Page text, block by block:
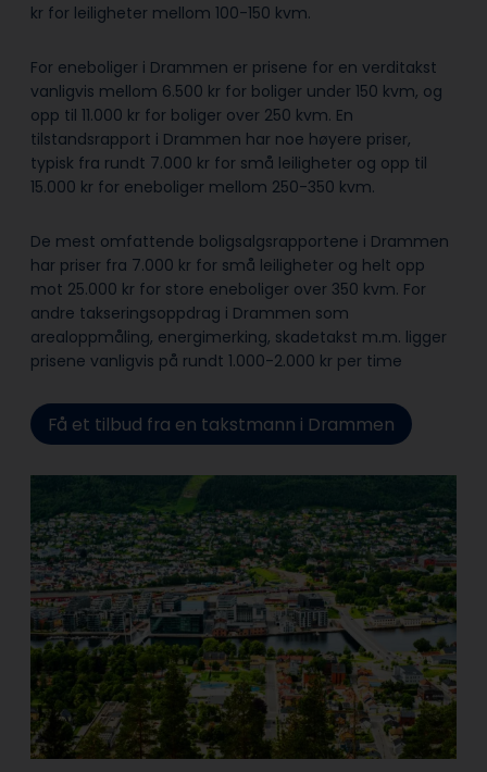
kr for leiligheter mellom 100-150 kvm.
For eneboliger i Drammen er prisene for en verditakst
vanligvis mellom 6.500 kr for boliger under 150 kvm, og
opp til 11.000 kr for boliger over 250 kvm. En
tilstandsrapport i Drammen har noe høyere priser,
typisk fra rundt 7.000 kr for små leiligheter og opp til
15.000 kr for eneboliger mellom 250-350 kvm.
De mest omfattende boligsalgsrapportene i Drammen
har priser fra 7.000 kr for små leiligheter og helt opp
mot 25.000 kr for store eneboliger over 350 kvm. For
andre takseringsoppdrag i Drammen som
arealoppmåling, energimerking, skadetakst m.m. ligger
prisene vanligvis på rundt 1.000-2.000 kr per time
Få et tilbud fra en takstmann i Drammen